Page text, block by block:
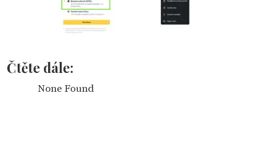
Čtěte dále:
None Found